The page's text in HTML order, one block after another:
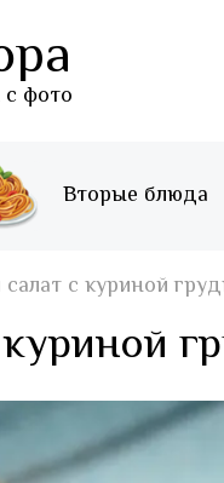
фото
Вторые блюда
с куриной